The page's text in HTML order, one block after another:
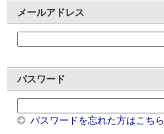
メールアドレス
パスワード
パスワードを忘れた方はこちら